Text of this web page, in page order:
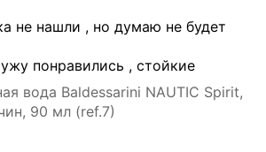
не нашли , но думаю не будет
понравились , стойкие
вода Baldessarini NAUTIC Spirit,
90 мл (ref.7)